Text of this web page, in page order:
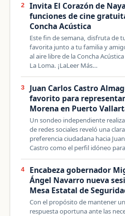
2
Invita El Corazón de
funciones de cine
Concha Acústica
Este fin de semana, disfruta de
favorita junto a tu familia y
al aire libre de la Concha
La Loma. ¡LaLeer Más…
3
Juan Carlos Castro
favorito para
Morena en Puerto
Un sondeo independiente
de redes sociales reveló una clara
preferencia ciudadana hacia
Castro como el perfil idóneo
4
Encabeza gobernador
Ángel Navarro nueva
Mesa Estatal de
Con el propósito de mantener
respuesta oportuna ante las